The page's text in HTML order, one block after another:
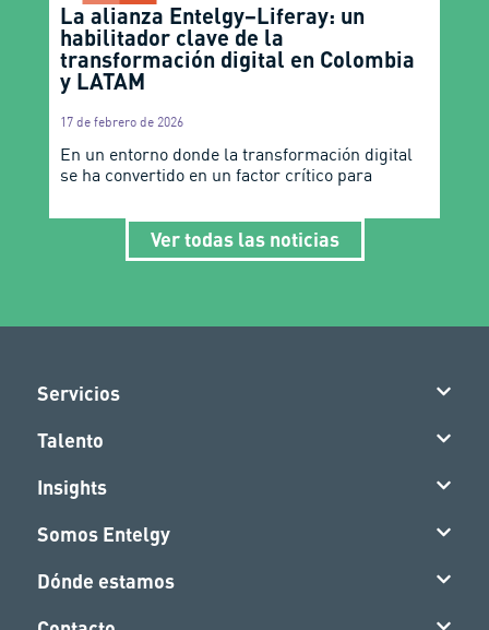
La alianza Entelgy–Liferay: un
habilitador clave de la
transformación digital en Colombia
y LATAM
17 de febrero de 2026
En un entorno donde la transformación digital
se ha convertido en un factor crítico para
Ver todas las noticias
Servicios
Talento
Insights
Somos Entelgy
Dónde estamos